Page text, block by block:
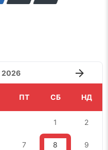
ПТ СБ НД
1 2
7 8 9